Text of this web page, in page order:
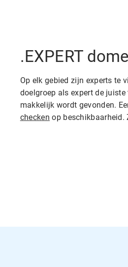
.EXPERT
Op elk gebied zijn experts te
doelgroep als expert de
makkelijk wordt gevonden.
checken op beschikbaarheid.